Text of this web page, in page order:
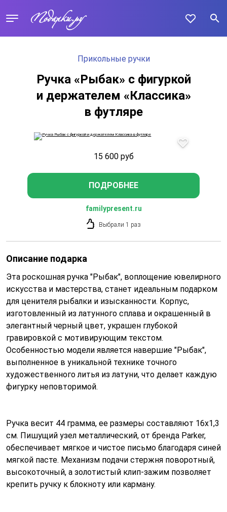
Прикольные ручки
Ручка «Рыбак» с фигуркой
и держателем «Классика»
в футляре
15 600 руб
ПОДРОБНЕЕ
familypresent.ru
Выбрали 1 раз
Описание подарка
Эта роскошная ручка "Рыбак", воплощение ювелирного
искусства и мастерства, станет идеальным подарком
для ценителя рыбалки и изысканности. Корпус,
изготовленный из латунного сплава и окрашенный в
элегантный черный цвет, украшен глубокой
гравировкой с мотивирующим текстом.
Особенностью модели является навершие "Рыбак",
выполненное в уникальной технике точного
художественного литья из латуни, что делает каждую
фигурку неповторимой.
Ручка весит 44 грамма, ее размеры составляют 16х1,3
см. Пишущий узел металлический, от бренда Parker,
обеспечивает мягкое и чистое письмо благодаря синей
мягкой пасте. Механизм подачи стержня поворотный,
высокоточный, а золотистый клип-зажим позволяет
крепить ручку к блокноту или карману.